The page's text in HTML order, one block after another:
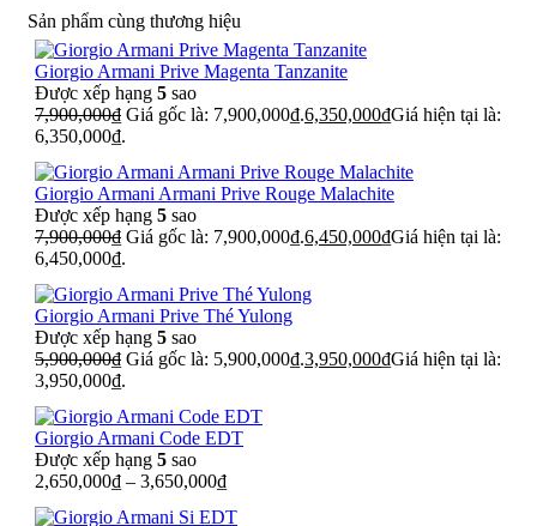
Sản phẩm cùng thương hiệu
Giorgio Armani Prive Magenta Tanzanite
Được xếp hạng 5 sao
7,900,000₫ Giá gốc là: 7,900,000₫.6,350,000₫Giá hiện tại là:
6,350,000₫.
Giorgio Armani Armani Prive Rouge Malachite
Được xếp hạng 5 sao
7,900,000₫ Giá gốc là: 7,900,000₫.6,450,000₫Giá hiện tại là:
6,450,000₫.
Giorgio Armani Prive Thé Yulong
Được xếp hạng 5 sao
5,900,000₫ Giá gốc là: 5,900,000₫.3,950,000₫Giá hiện tại là:
3,950,000₫.
Giorgio Armani Code EDT
Được xếp hạng 5 sao
2,650,000₫ – 3,650,000₫